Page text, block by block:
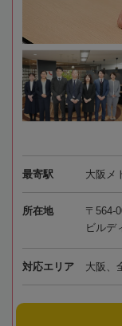
最寄駅 大阪メ
所在地
〒564-
ビルデ
対応エリア 大阪、